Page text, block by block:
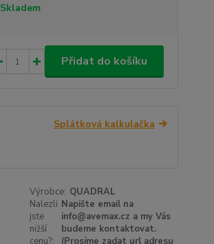
Skladem
Přidat do košíku
Splátková kalkulačka
Výrobce: QUADRAL
Nalezli
jste
nižší
cenu?:
Napište email na
info@avemax.cz a my Vás
budeme kontaktovat.
(Prosíme zadat url adresu